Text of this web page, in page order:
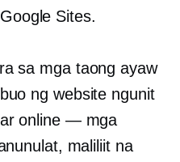
Sites.
sa mga taong ayaw
ng website ngunit
online — mga
maliliit na